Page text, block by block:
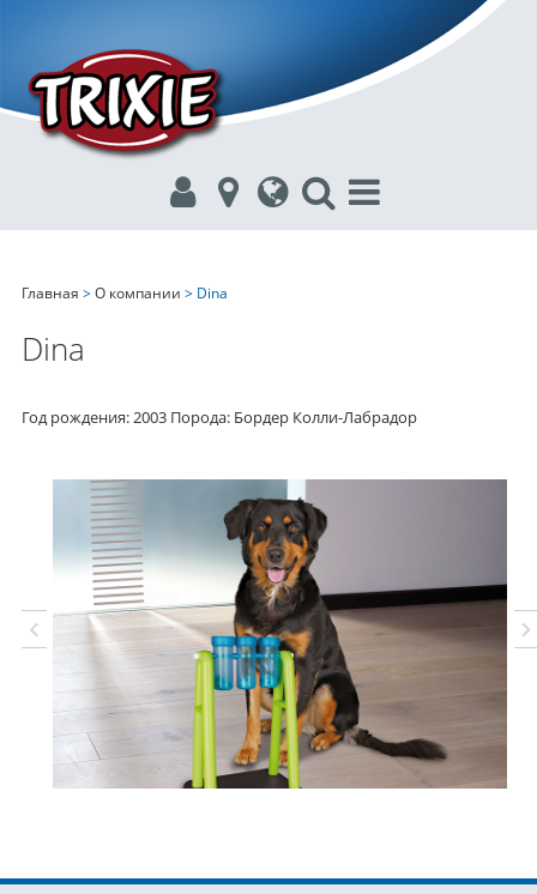
Главная >О компании > Dina
Dina
Год рождения: 2003 Порода: Бордер Колли-Лабрадор